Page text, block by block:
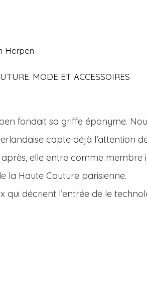
Herpen
, MODE ET ACCESSOIRES
fondait sa griffe éponyme.
capte déjà l’attention
elle entre comme membre
la Haute Couture parisienne.
qui décrient l’entrée de le